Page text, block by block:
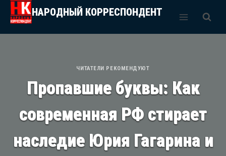
Перейти
содержимому
НАРОДНЫЙ КОРРЕСПОНДЕНТ
ЧИТАТЕЛИ РЕКОМЕНДУЮТ
Пропавшие буквы: Как
современная РФ стирает
наследие Юрия Гагарина и